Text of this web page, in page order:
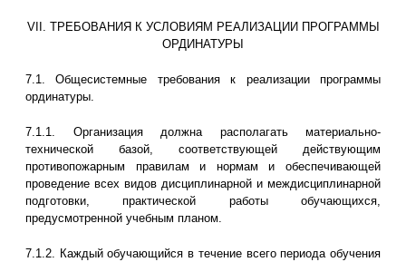
VII. ТРЕБОВАНИЯ К УСЛОВИЯМ РЕАЛИЗАЦИИ ПРОГРАММЫ
ОРДИНАТУРЫ
7.1. Общесистемные требования к реализации программы
ординатуры.
7.1.1. Организация должна располагать материально-
технической базой, соответствующей действующим
противопожарным правилам и нормам и обеспечивающей
проведение всех видов дисциплинарной и междисциплинарной
подготовки, практической работы обучающихся,
предусмотренной учебным планом.
7.1.2. Каждый обучающийся в течение всего периода обучения